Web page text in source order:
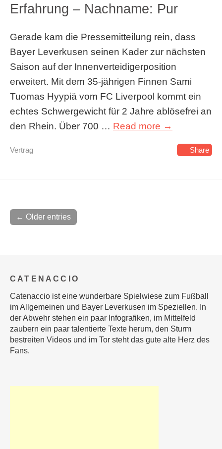
Erfahrung – Nachname: Pur
Gerade kam die Pressemitteilung rein, dass
Bayer Leverkusen seinen Kader zur nächsten
Saison auf der Innenverteidigerposition
erweitert. Mit dem 35-jährigen Finnen Sami
Tuomas Hyypiä vom FC Liverpool kommt ein
echtes Schwergewicht für 2 Jahre ablösefrei an
den Rhein. Über 700 … Read more →
Vertrag Share
← Older entries
CATENACCIO
Catenaccio ist eine wunderbare Spielwiese zum Fußball
im Allgemeinen und Bayer Leverkusen im Speziellen. In
der Abwehr stehen ein paar Infografiken, im Mittelfeld
zaubern ein paar talentierte Texte herum, den Sturm
bestreiten Videos und im Tor steht das gute alte Herz des
Fans.